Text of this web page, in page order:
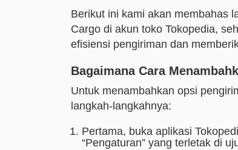
Berikut ini kami akan membahas
Cargo di akun toko Tokopedia,
efisiensi pengiriman dan
Bagaimana Cara
Untuk menambahkan opsi
langkah-langkahnya:
Pertama, buka aplikasi
“Pengaturan” yang terletak di